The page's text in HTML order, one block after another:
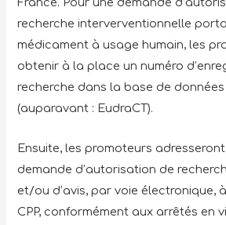
France. Pour une demande
recherche interverventionnelle
médicament à usage humain, les
obtenir à la place un numéro
recherche dans la base de données
(auparavant : EudraCT).
Ensuite, les promoteurs
demande d’autorisation de
et/ou d’avis, par voie électronique,
CPP, conformément aux arrêtés en